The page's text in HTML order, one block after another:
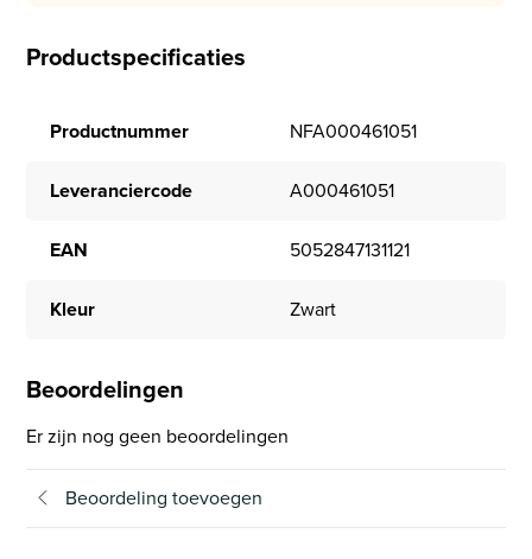
Productspecificaties
Productnummer NFA000461051
Leveranciercode A000461051
EAN 5052847131121
Kleur Zwart
Beoordelingen
Er zijn nog geen beoordelingen
Beoordeling toevoegen